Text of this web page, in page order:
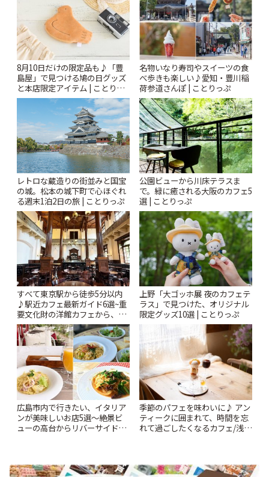
8月10日だけの限定品も♪「豊
島屋」で見つける鳩の日グッズ
と本店限定アイテム | ことりっ
ぷ
名物いなり寿司やスイーツの食
べ歩きも楽しい♪愛知・豊川稲
荷参道さんぽ | ことりっぷ
レトロな蔵造りの街並みと国宝
の城。松本の城下町で心ほぐれ
る週末1泊2日の旅 | ことりっぷ
公園ビューから川床テラスま
で。緑に癒される大阪のカフェ5
選 | ことりっぷ
すべて東京駅から徒歩5分以内
♪駅近カフェ最新ガイド6選~重
要文化財の洋館カフェから、改
札すぐのレトロ喫茶まで~ | こと
りっぷ
上野「大ゴッホ展 夜のカフェテ
ラス」で見つけた、オリジナル
限定グッズ10選 | ことりっぷ
広島市内で行きたい、イタリア
ンが美味しいお店5選〜絶景ビ
ューの高台からリバーサイドま
季節のパフェを味わいに♪ アン
ティークに囲まれて、時間を忘
れて過ごしたくなるカフェ/浅草